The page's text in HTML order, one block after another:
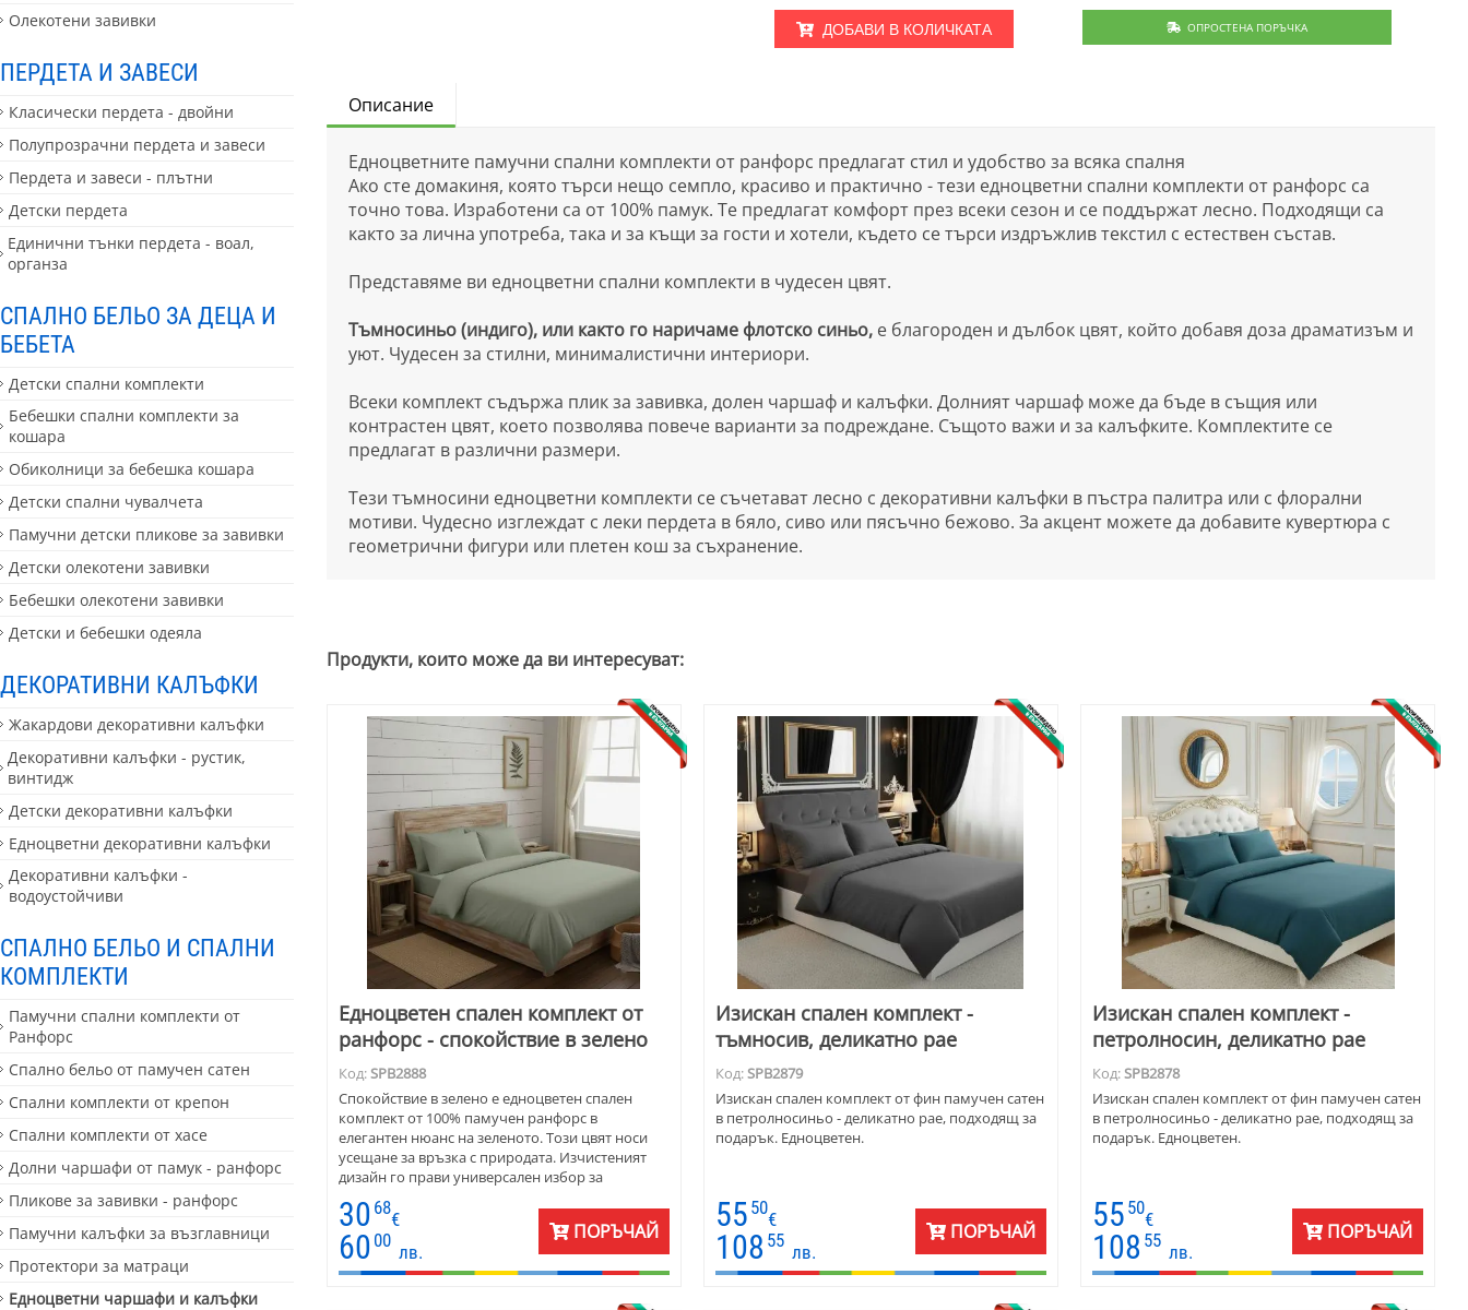
Олекотени завивки
ПЕРДЕТА И ЗАВЕСИ
Класически пердета - двойни
Полупрозрачни пердета и завеси
Пердета и завеси - плътни
Детски пердета
Единични тънки пердета - воал,
органза
СПАЛНО БЕЛЬО ЗА ДЕЦА И
БЕБЕТА
Детски спални комплекти
Бебешки спални комплекти за
кошара
Обиколници за бебешка кошара
Детски спални чувалчета
Памучни детски пликове за завивки
Детски олекотени завивки
Бебешки олекотени завивки
Детски и бебешки одеяла
ДЕКОРАТИВНИ КАЛЪФКИ
Жакардови декоративни калъфки
Декоративни калъфки - рустик,
винтидж
Детски декоративни калъфки
Едноцветни декоративни калъфки
Декоративни калъфки -
водоустойчиви
СПАЛНО БЕЛЬО И СПАЛНИ
КОМПЛЕКТИ
Памучни спални комплекти от
Ранфорс
Спално бельо от памучен сатен
Спални комплекти от крепон
Спални комплекти от хасе
Долни чаршафи от памук - ранфорс
Пликове за завивки - ранфорс
Памучни калъфки за възглавници
Протектори за матраци
Едноцветни чаршафи и калъфки
ДОБАВИ В КОЛИЧКАТА ОПРОСТЕНА ПОРЪЧКА
Описание
Едноцветните памучни спални комплекти от ранфорс предлагат стил и удобство за всяка спалня
Ако сте домакиня, която търси нещо семпло, красиво и практично - тези едноцветни спални комплекти от ранфорс са
точно това. Изработени са от 100% памук. Те предлагат комфорт през всеки сезон и се поддържат лесно. Подходящи са
както за лична употреба, така и за къщи за гости и хотели, където се търси издръжлив текстил с естествен състав.
Представяме ви едноцветни спални комплекти в чудесен цвят.
Тъмносиньо (индиго), или както го наричаме флотско синьо,е благороден и дълбок цвят, който добавя доза драматизъм и
уют. Чудесен за стилни, минималистични интериори.
Всеки комплект съдържа плик за завивка, долен чаршаф и калъфки. Долният чаршаф може да бъде в същия или
контрастен цвят, което позволява повече варианти за подреждане. Същото важи и за калъфките. Комплектите се
предлагат в различни размери.
Тези тъмносини едноцветни комплекти се съчетават лесно с декоративни калъфки в пъстра палитра или с флорални
мотиви. Чудесно изглеждат с леки пердета в бяло, сиво или пясъчно бежово. За акцент можете да добавите кувертюра с
геометрични фигури или плетен кош за съхранение.
Продукти, които може да ви интересуват:
Eдноцветен спален комплект от
ранфорс - спокойствие в зелено
Код:SPB2888
Спокойствие в зелено е едноцветен спален
комплект от 100% памучен ранфорс в
елегантен нюанс на зеленото. Този цвят носи
усещане за връзка с природата. Изчистеният
дизайн го прави универсален избор за
съвременни спални, в които хармонията е
водеща. Материята е мека и устойчива,
подходяща за целогодишна употреба.
Комплектът се предлага в различни размери и
комбинации.Той е отличен избор както за
30 68
€
60 00
лв.
ПОРЪЧАЙ
Изискан спален комплект -
тъмносив, деликатно рае
Код:SPB2879
Изискан спален комплект от фин памучен сатен
в петролносиньо - деликатно рае, подходящ за
подарък. Едноцветен.
55 50
€
108 55
лв.
ПОРЪЧАЙ
Изискан спален комплект -
петролносин, деликатно рае
Код:SPB2878
Изискан спален комплект от фин памучен сатен
в петролносиньо - деликатно рае, подходящ за
подарък. Едноцветен.
55 50
€
108 55
лв.
ПОРЪЧАЙ